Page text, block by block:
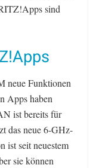
sind
neue Funktionen
Apps haben
ist bereits für
das neue 6-GHz-
ist seit neuestem
sie können